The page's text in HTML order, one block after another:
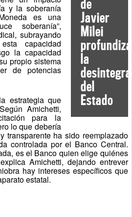
de
Javier
Milei
profundiza
la
del
Estado
y la soberanía
es una
soberanía”,
subrayando
capacidad
la capacidad
propio sistema
de potencias
estrategia que
Amichetti,
para la
lo que debería
transparente ha sido reemplazado
controlada por el Banco Central.
es el Banco quien elige quiénes
Amichetti, dejando entrever
hay intereses específicos que
estatal.